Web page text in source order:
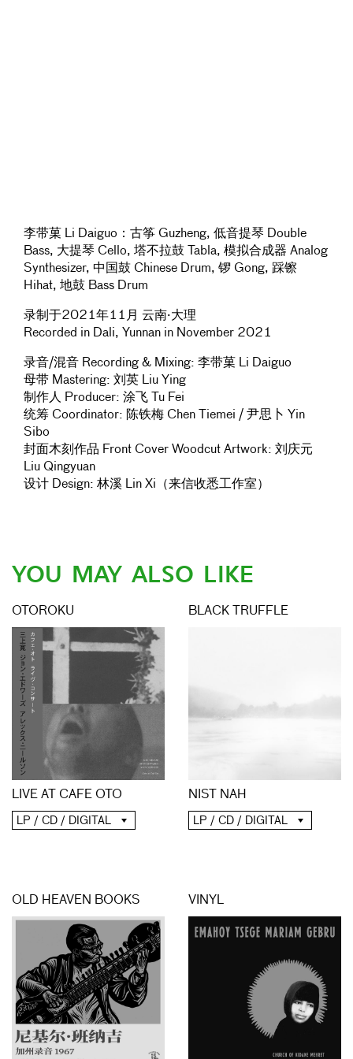
李带菓 Li Daiguo：古筝 Guzheng, 低音提琴 Double
Bass, 大提琴 Cello, 塔不拉鼓 Tabla, 模拟合成器 Analog
Synthesizer, 中国鼓 Chinese Drum, 锣 Gong, 踩镲
Hihat, 地鼓 Bass Drum
录制于2021年11月 云南·大理
Recorded in Dali, Yunnan in November 2021
录音/混音 Recording & Mixing: 李带菓 Li Daiguo
母带 Mastering: 刘英 Liu Ying
制作人 Producer: 涂飞 Tu Fei
统筹 Coordinator: 陈铁梅 Chen Tiemei / 尹思卜 Yin
Sibo
封面木刻作品 Front Cover Woodcut Artwork: 刘庆元
Liu Qingyuan
设计 Design: 林溪 Lin Xi（来信收悉工作室）
YOU MAY ALSO LIKE
OTOROKU
LIVE AT CAFE OTO
LP / CD / DIGITAL
BLACK TRUFFLE
NIST NAH
LP / CD / DIGITAL
OLD HEAVEN BOOKS VINYL